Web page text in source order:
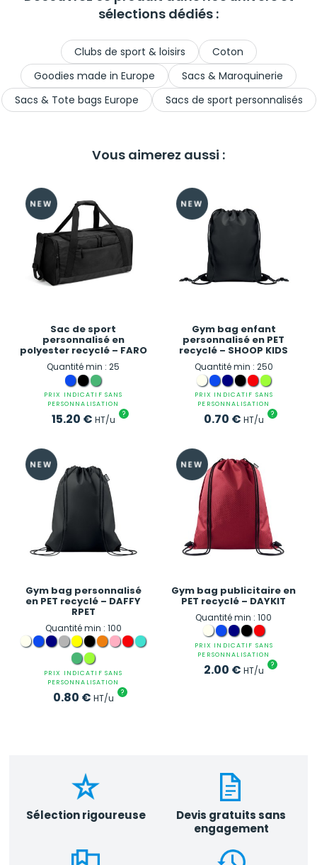
sélections dédiés :
Clubs de sport & loisirs
Coton
Goodies made in Europe
Sacs & Maroquinerie
Sacs & Tote bags Europe
Sacs de sport personnalisés
Vous aimerez aussi :
Sac de sport
personnalisé en
polyester recyclé – FARO
Quantité min : 25
PRIX INDICATIF SANS
PERSONNALISATION
15.20 € HT/u ?
Gym bag enfant
personnalisé en PET
recyclé – SHOOP KIDS
Quantité min : 250
PRIX INDICATIF SANS
PERSONNALISATION
0.70 € HT/u ?
Gym bag personnalisé
en PET recyclé – DAFFY
RPET
Quantité min : 100
PRIX INDICATIF SANS
PERSONNALISATION
0.80 € HT/u ?
Gym bag publicitaire en
PET recyclé – DAYKIT
Quantité min : 100
PRIX INDICATIF SANS
PERSONNALISATION
2.00 € HT/u ?
Sélection rigoureuse
Devis gratuits sans
engagement